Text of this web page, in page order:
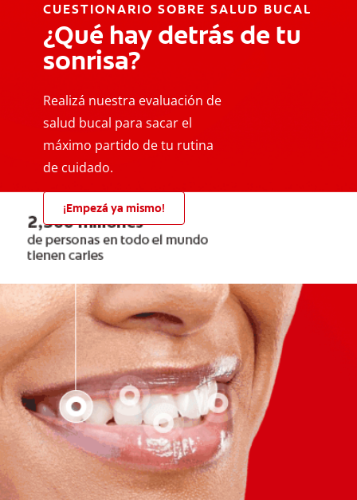
CUESTIONARIO SOBRE SALUD BUCAL
¿Qué hay detrás de tu
sonrisa?
Realizá nuestra evaluación de
salud bucal para sacar el
máximo partido de tu rutina
de cuidado.
¡Empezá ya mismo!